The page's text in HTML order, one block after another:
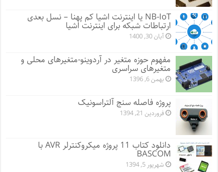
NB-IoT یا اینترنت اشیا کم پهنا – نسل بعدی
ارتباطات شبکه برای اینترنت اشیا
آبان 30, 1400
مفهوم حوزه متغیر در آردوینو-متغیرهای محلی و
متغیرهای سراسری
بهمن 6, 1396
پروژه فاصله سنج آلتراسونیک
فروردین 21, 1394
دانلود کتاب 11 پروژه میکروکنترلر AVR با
BASCOM
شهریور 5, 1394